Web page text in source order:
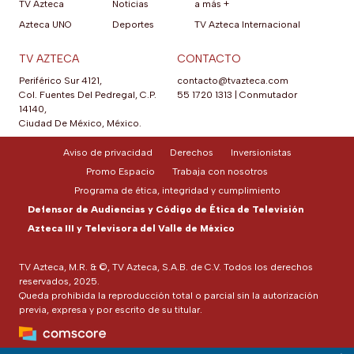
TV Azteca
Azteca UNO
Noticias
Deportes
a más +
TV Azteca Internacional
TV AZTECA
Periférico Sur 4121,
Col. Fuentes Del Pedregal, C.P.
14140,
Ciudad De México, México.
CONTACTO
contacto@tvazteca.com
55 1720 1313
Conmutador
TV Azteca, M.R. & ©, TV Azteca, S.A.B. de C.V. Todos los derechos
reservados, 2025.
Queda prohibida la reproducción total o parcial sin la autorización
previa, expresa y por escrito de su titular.
Aviso de privacidad Derechos
Inversionistas
Promo Espacio
Trabaja con nosotros
Programa de ética, integridad y cumplimiento
Defensor de Audiencias y Código de Ética de Televisión
Azteca III y Televisora del Valle de México